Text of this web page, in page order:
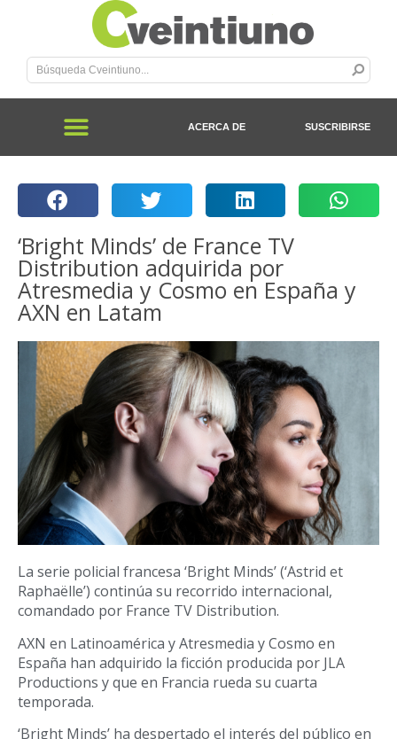
ACERCA DE SUSCRIBIRSE
‘Bright Minds’ de France TV
Distribution adquirida por
Atresmedia y Cosmo en España y
AXN en Latam
La serie policial francesa ‘Bright Minds’ (‘Astrid et
Raphaëlle’) continúa su recorrido internacional,
comandado por France TV Distribution.
AXN en Latinoamérica y Atresmedia y Cosmo en
España han adquirido la ficción producida por JLA
Productions y que en Francia rueda su cuarta
temporada.
‘Bright Minds’ ha despertado el interés del público en